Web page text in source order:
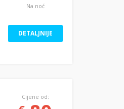
Na noć
DETALJNIJE
Cijene od: